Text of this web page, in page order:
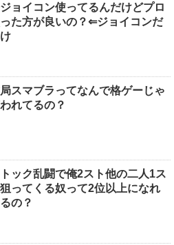
ジョイコン使ってるんだけどプロ
た方が良いの？⇐ジョイコンだ
局スマブラってなんで格ゲーじゃ
れてるの？
トック乱闘で俺2スト他の二人1ス
狙ってくる奴って2位以上になれ
の？